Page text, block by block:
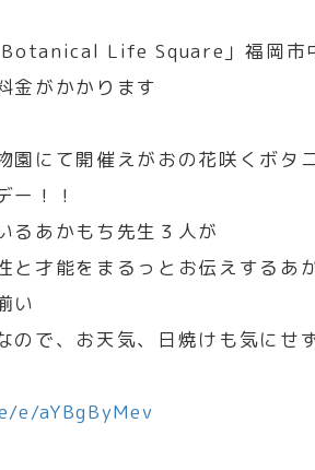
Botanical Life Square」福岡
金がかかります
園にて開催えがおの花咲くボタ
ー！！
るあかもち先生３人が
才能をまるっとお伝えするあ
い
ので、お天気、日焼けも気にせ
aYBgByMev